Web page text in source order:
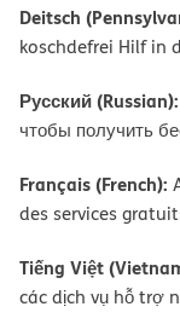
Deitsch
koschdefrei Hilf in
Русский (Russian):
чтобы получить
Français (French):
des services
Tiếng Việt
các dịch vụ hỗ trợ